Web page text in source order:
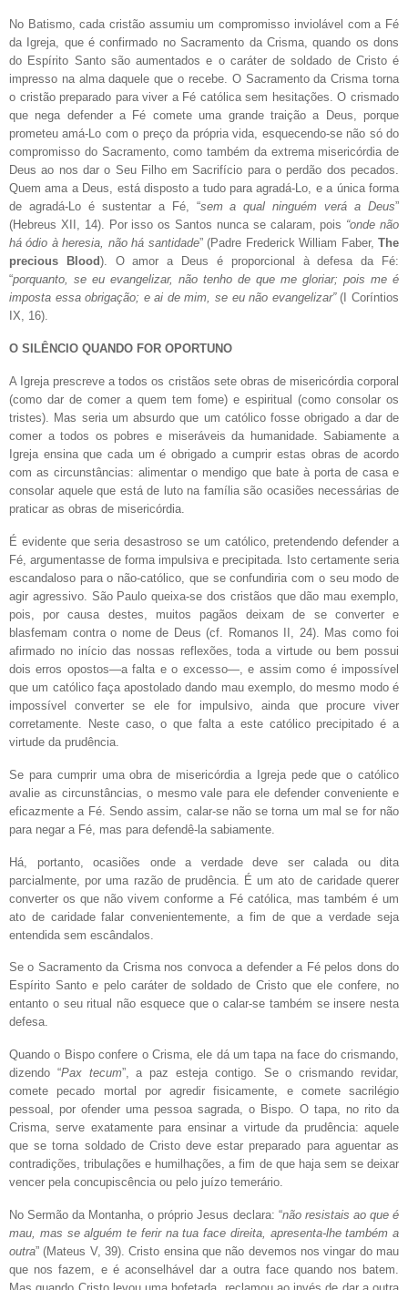
No Batismo, cada cristão assumiu um compromisso inviolável com a Fé
da Igreja, que é confirmado no Sacramento da Crisma, quando os dons
do Espírito Santo são aumentados e o caráter de soldado de Cristo é
impresso na alma daquele que o recebe. O Sacramento da Crisma torna
o cristão preparado para viver a Fé católica sem hesitações. O crismado
que nega defender a Fé comete uma grande traição a Deus, porque
prometeu amá-Lo com o preço da própria vida, esquecendo-se não só do
compromisso do Sacramento, como também da extrema misericórdia de
Deus ao nos dar o Seu Filho em Sacrifício para o perdão dos pecados.
Quem ama a Deus, está disposto a tudo para agradá-Lo, e a única forma
de agradá-Lo é sustentar a Fé, “sem a qual ninguém verá a Deus”
(Hebreus XII, 14). Por isso os Santos nunca se calaram, pois “onde não
há ódio à heresia, não há santidade” (Padre Frederick William Faber,The
precious Blood). O amor a Deus é proporcional à defesa da Fé:
“porquanto, se eu evangelizar, não tenho de que me gloriar; pois me é
imposta essa obrigação; e ai de mim, se eu não evangelizar”(I Coríntios
IX, 16).
O SILÊNCIO QUANDO FOR OPORTUNO
A Igreja prescreve a todos os cristãos sete obras de misericórdia corporal
(como dar de comer a quem tem fome) e espiritual (como consolar os
tristes). Mas seria um absurdo que um católico fosse obrigado a dar de
comer a todos os pobres e miseráveis da humanidade. Sabiamente a
Igreja ensina que cada um é obrigado a cumprir estas obras de acordo
com as circunstâncias: alimentar o mendigo que bate à porta de casa e
consolar aquele que está de luto na família são ocasiões necessárias de
praticar as obras de misericórdia.
É evidente que seria desastroso se um católico, pretendendo defender a
Fé, argumentasse de forma impulsiva e precipitada. Isto certamente seria
escandaloso para o não-católico, que se confundiria com o seu modo de
agir agressivo. São Paulo queixa-se dos cristãos que dão mau exemplo,
pois, por causa destes, muitos pagãos deixam de se converter e
blasfemam contra o nome de Deus (cf. Romanos II, 24). Mas como foi
afirmado no início das nossas reflexões, toda a virtude ou bem possui
dois erros opostos—a falta e o excesso—, e assim como é impossível
que um católico faça apostolado dando mau exemplo, do mesmo modo é
impossível converter se ele for impulsivo, ainda que procure viver
corretamente. Neste caso, o que falta a este católico precipitado é a
virtude da prudência.
Se para cumprir uma obra de misericórdia a Igreja pede que o católico
avalie as circunstâncias, o mesmo vale para ele defender conveniente e
eficazmente a Fé. Sendo assim, calar-se não se torna um mal se for não
para negar a Fé, mas para defendê-la sabiamente.
Há, portanto, ocasiões onde a verdade deve ser calada ou dita
parcialmente, por uma razão de prudência. É um ato de caridade querer
converter os que não vivem conforme a Fé católica, mas também é um
ato de caridade falar convenientemente, a fim de que a verdade seja
entendida sem escândalos.
Se o Sacramento da Crisma nos convoca a defender a Fé pelos dons do
Espírito Santo e pelo caráter de soldado de Cristo que ele confere, no
entanto o seu ritual não esquece que o calar-se também se insere nesta
defesa.
Quando o Bispo confere o Crisma, ele dá um tapa na face do crismando,
dizendo “Pax tecum”, a paz esteja contigo. Se o crismando revidar,
comete pecado mortal por agredir fisicamente, e comete sacrilégio
pessoal, por ofender uma pessoa sagrada, o Bispo. O tapa, no rito da
Crisma, serve exatamente para ensinar a virtude da prudência: aquele
que se torna soldado de Cristo deve estar preparado para aguentar as
contradições, tribulações e humilhações, a fim de que haja sem se deixar
vencer pela concupiscência ou pelo juízo temerário.
No Sermão da Montanha, o próprio Jesus declara: “não resistais ao que é
mau, mas se alguém te ferir na tua face direita, apresenta-lhe também a
outra” (Mateus V, 39). Cristo ensina que não devemos nos vingar do mau
que nos fazem, e é aconselhável dar a outra face quando nos batem.